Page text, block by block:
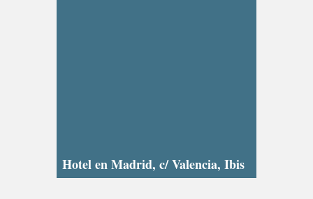
Hotel en Madrid, c/ Valencia, Ibis